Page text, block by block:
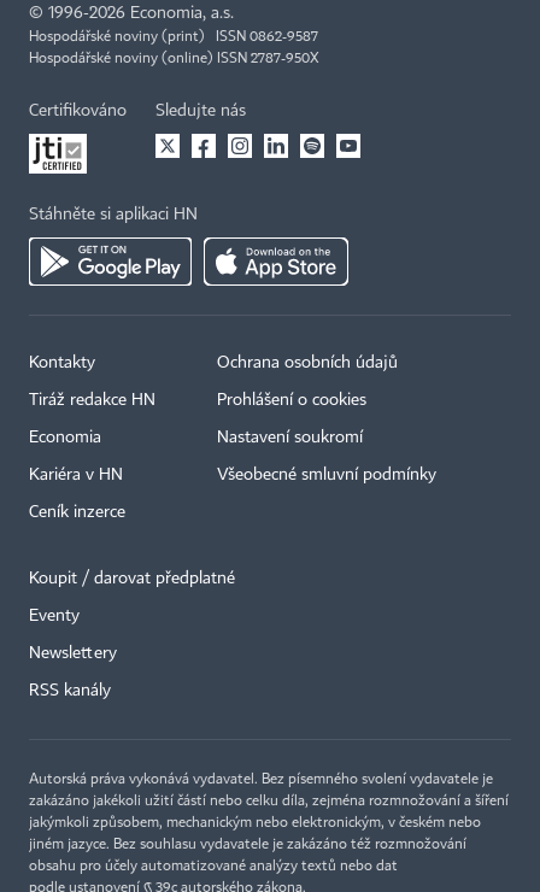
© 1996-2026 Economia, a.s.
Hospodářské noviny (print) ISSN 0862-9587
Hospodářské noviny (online) ISSN 2787-950X
Certifikováno Sledujte nás
Stáhněte si aplikaci HN
Kontakty
Tiráž redakce HN
Economia
Kariéra v HN
Ceník inzerce
Ochrana osobních údajů
Prohlášení o cookies
Nastavení soukromí
Všeobecné smluvní podmínky
Koupit / darovat předplatné
Eventy
Newslettery
RSS kanály
Autorská práva vykonává vydavatel. Bez písemného svolení vydavatele je
zakázáno jakékoli užití částí nebo celku díla, zejména rozmnožování a šíření
jakýmkoli způsobem, mechanickým nebo elektronickým, v českém nebo
jiném jazyce. Bez souhlasu vydavatele je zakázáno též rozmnožování
obsahu pro účely automatizované analýzy textů nebo dat
podle ustanovení § 39c autorského zákona.